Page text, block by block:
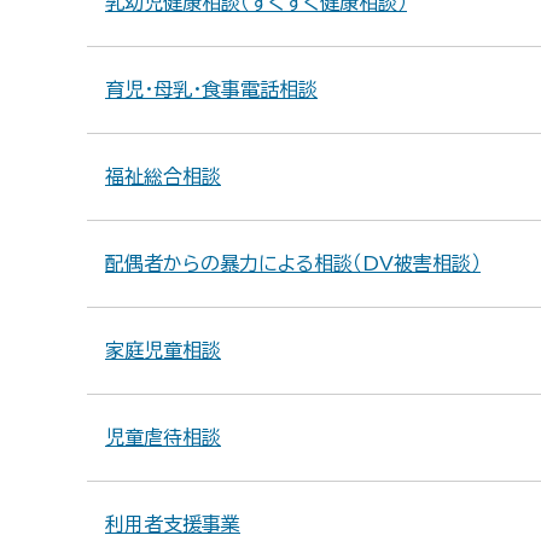
育児・母乳・食事電話相談
福祉総合相談
配偶者からの暴力による相談（DV被害相談）
家庭児童相談
児童虐待相談
利用者支援事業